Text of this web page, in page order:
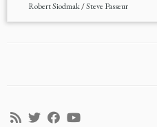
Robert Siodmak/Steve Passeur